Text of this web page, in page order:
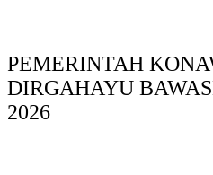
PEMERINTAH
DIRGAHAYU
2026